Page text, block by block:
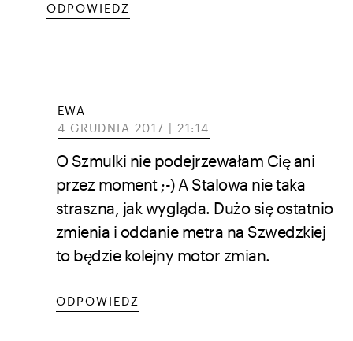
ODPOWIEDZ
EWA
4 GRUDNIA 2017 | 21:14
O Szmulki nie podejrzewałam Cię ani
przez moment ;-) A Stalowa nie taka
straszna, jak wygląda. Dużo się ostatnio
zmienia i oddanie metra na Szwedzkiej
to będzie kolejny motor zmian.
ODPOWIEDZ